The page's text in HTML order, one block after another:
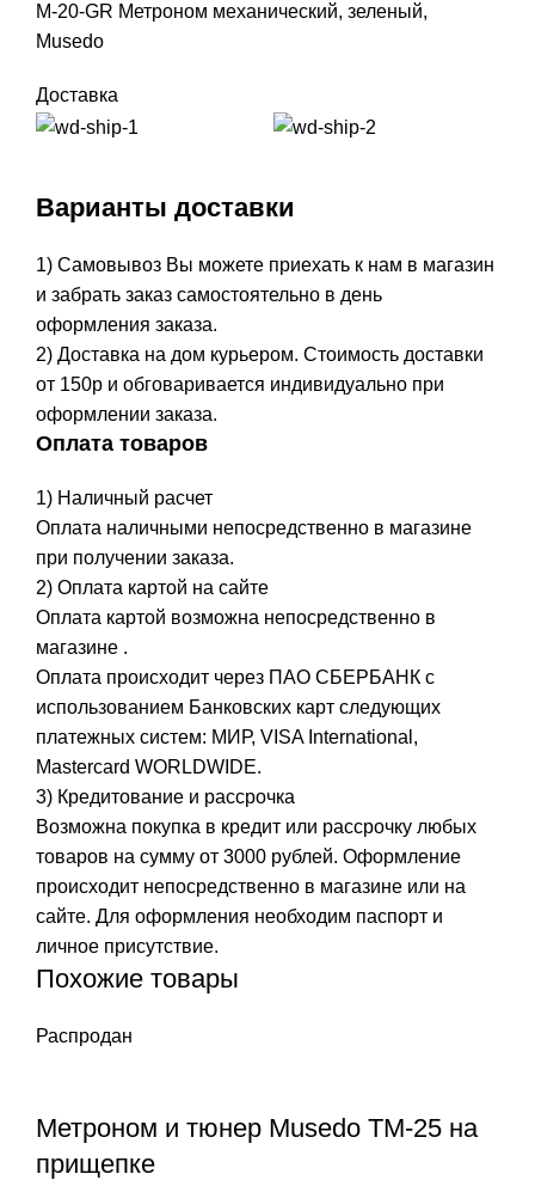
M-20-GR Метроном механический, зеленый,
Musedo
Доставка
Варианты доставки
1) Самовывоз Вы можете приехать к нам в магазин
и забрать заказ самостоятельно в день
оформления заказа.
2) Доставка на дом курьером. Стоимость доставки
от 150р и обговаривается индивидуально при
оформлении заказа.
Оплата товаров
1) Наличный расчет
Оплата наличными непосредственно в магазине
при получении заказа.
2) Оплата картой на сайте
Оплата картой возможна непосредственно в
магазине .
Оплата происходит через ПАО СБЕРБАНК с
использованием Банковских карт следующих
платежных систем: МИР, VISA International,
Mastercard WORLDWIDE.
3) Кредитование и рассрочка
Возможна покупка в кредит или рассрочку любых
товаров на сумму от 3000 рублей. Оформление
происходит непосредственно в магазине или на
сайте. Для оформления необходим паспорт и
личное присутствие.
Похожие товары
Распродан
Метроном и тюнер Musedo TM-25 на
прищепке